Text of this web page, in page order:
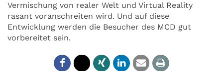
Vermischung von realer Welt und Virtual Reality
rasant voranschreiten wird. Und auf diese
Entwicklung werden die Besucher des MCD gut
vorbereitet sein.